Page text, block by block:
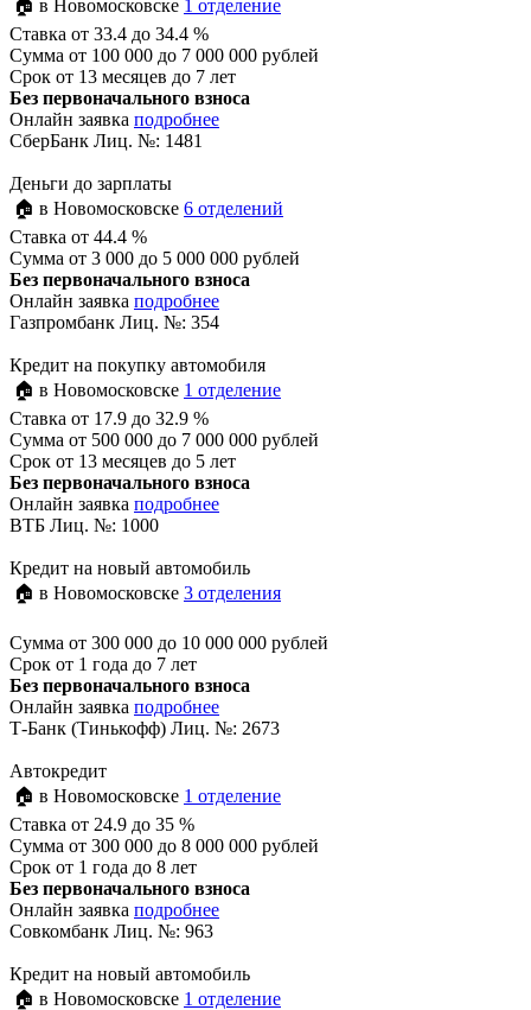
🏠 в Новомосковске 1 отделение
Ставка от 33.4 до 34.4 %
Сумма от 100 000 до 7 000 000 рублей
Срок от 13 месяцев до 7 лет
Без первоначального взноса
Онлайн заявка подробнее
СберБанк Лиц. №: 1481
Деньги до зарплаты
🏠 в Новомосковске 6 отделений
Ставка от 44.4 %
Сумма от 3 000 до 5 000 000 рублей
Без первоначального взноса
Онлайн заявка подробнее
Газпромбанк Лиц. №: 354
Кредит на покупку автомобиля
🏠 в Новомосковске 1 отделение
Ставка от 17.9 до 32.9 %
Сумма от 500 000 до 7 000 000 рублей
Срок от 13 месяцев до 5 лет
Без первоначального взноса
Онлайн заявка подробнее
ВТБ Лиц. №: 1000
Кредит на новый автомобиль
🏠 в Новомосковске 3 отделения
Сумма от 300 000 до 10 000 000 рублей
Срок от 1 года до 7 лет
Без первоначального взноса
Онлайн заявка подробнее
Т-Банк (Тинькофф) Лиц. №: 2673
Автокредит
🏠 в Новомосковске 1 отделение
Ставка от 24.9 до 35 %
Сумма от 300 000 до 8 000 000 рублей
Срок от 1 года до 8 лет
Без первоначального взноса
Онлайн заявка подробнее
Совкомбанк Лиц. №: 963
Кредит на новый автомобиль
🏠 в Новомосковске 1 отделение